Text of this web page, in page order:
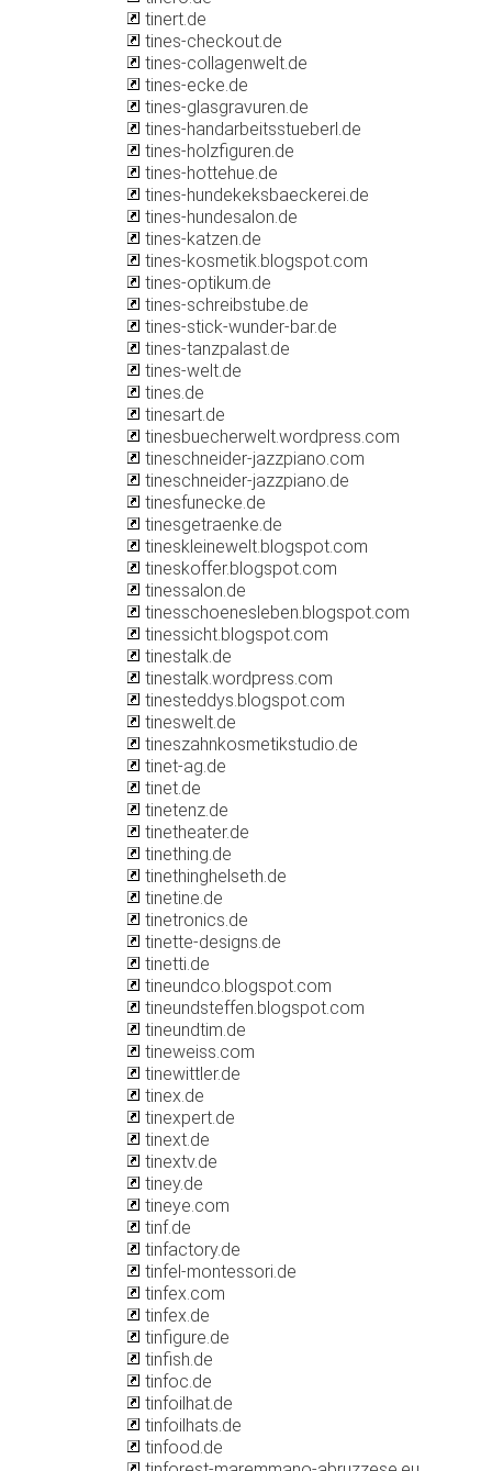
tinert.de
tines-checkout.de
tines-collagenwelt.de
tines-ecke.de
tines-glasgravuren.de
tines-handarbeitsstueberl.de
tines-holzfiguren.de
tines-hottehue.de
tines-hundekeksbaeckerei.de
tines-hundesalon.de
tines-katzen.de
tines-kosmetik.blogspot.com
tines-optikum.de
tines-schreibstube.de
tines-stick-wunder-bar.de
tines-tanzpalast.de
tines-welt.de
tines.de
tinesart.de
tinesbuecherwelt.wordpress.com
tineschneider-jazzpiano.com
tineschneider-jazzpiano.de
tinesfunecke.de
tinesgetraenke.de
tineskleinewelt.blogspot.com
tineskoffer.blogspot.com
tinessalon.de
tinesschoenesleben.blogspot.com
tinessicht.blogspot.com
tinestalk.de
tinestalk.wordpress.com
tinesteddys.blogspot.com
tineswelt.de
tineszahnkosmetikstudio.de
tinet-ag.de
tinet.de
tinetenz.de
tinetheater.de
tinething.de
tinethinghelseth.de
tinetine.de
tinetronics.de
tinette-designs.de
tinetti.de
tineundco.blogspot.com
tineundsteffen.blogspot.com
tineundtim.de
tineweiss.com
tinewittler.de
tinex.de
tinexpert.de
tinext.de
tinextv.de
tiney.de
tineye.com
tinf.de
tinfactory.de
tinfel-montessori.de
tinfex.com
tinfex.de
tinfigure.de
tinfish.de
tinfoc.de
tinfoilhat.de
tinfoilhats.de
tinfood.de